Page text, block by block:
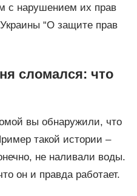
с нарушением их прав
“О защите прав
сломался: что
вы обнаружили, что
такой истории –
не наливали воды.
он и правда работает.